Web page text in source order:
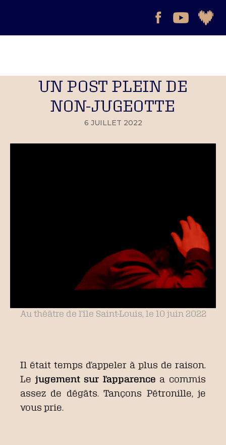
UN POST PLEIN DE
NON-JUGEOTTE
6 JUILLET 2022
Au théâtre de l’île Saint-Louis, le 10 juin 2022
Il était temps d’appeler à plus de raison.
Le jugement sur l’apparence a commis
assez de dégâts. Tançons Pétronille, je
vous prie.